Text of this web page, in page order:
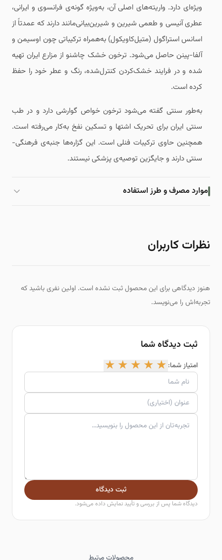
ویژه‌ای دارد. واریته‌های اصلی آن، به‌ویژه گونه‌ی فرانسوی و ایرانی،
عطری آنیسی و طعمی شیرین و شیرین‌بیانی‌مانند دارند که عمدتاً از
اسانس استراگول (متیل‌کاویکول) به‌همراه ترکیباتی چون اوسیمن و
آلفا-پینن حاصل می‌شود. ترخون خشک چاشنو از مزارع ایران تهیه
شده و در فرایند خشک‌کردن کنترل‌شده، رنگ و عطر خود را حفظ
کرده است.
به‌طور سنتی گفته می‌شود ترخون خواص گوارشی دارد و در طب
سنتی ایران برای تحریک اشتها و تسکین نفخ به‌کار می‌رفته است.
همچنین حاوی ترکیبات فنلی است. این گزاره‌ها جنبه‌ی فرهنگی-
سنتی دارند و جایگزین توصیه‌ی پزشکی نیستند.
موارد مصرف و طرز استفاده
نظرات کاربران
هنوز دیدگاهی برای این محصول ثبت نشده است. اولین نفری باشید که
تجربه‌اش را می‌نویسد.
ثبت دیدگاه شما
امتیاز شما: ★
★
★
★
★
ثبت دیدگاه
دیدگاه شما پس از بررسی و تأیید نمایش داده می‌شود.